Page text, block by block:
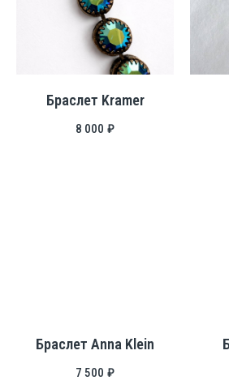
Браслет Kramer
8 000 ₽
Браслет Anna Klein
7 500 ₽